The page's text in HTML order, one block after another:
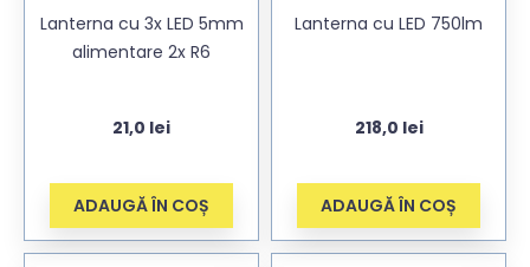
Lanterna cu 3x LED 5mm
alimentare 2x R6
21,0 lei
ADAUGĂ ÎN COȘ
Lanterna cu LED 750lm
218,0 lei
ADAUGĂ ÎN COȘ